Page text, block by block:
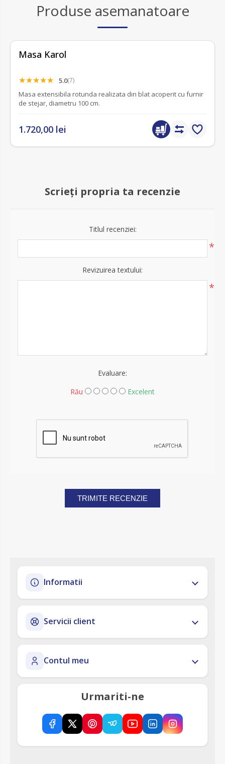
Produse asemanatoare
Masa Karol
5.0(7)
Masa extensibila rotunda realizata din blat acoperit cu furnir
de stejar, diametru 100 cm.
1.720,00 lei
Scrieți propria ta recenzie
Titlul recenziei:
*
Revizuirea textului:
*
Evaluare:
Rău
Excelent
TRIMITE RECENZIE
Informatii
Servicii client
Contul meu
Urmariti-ne